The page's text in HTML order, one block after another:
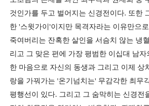
것인가를 두고 벌어지는 신경전이다. 또한
한 '스윗가이'이지만 목격자라는 이유만으
죽여버리는 잔혹한 살인을 서슴치 않는 냉
리고 그 맞은 편에 가장 평범한 이십대 남자
한 마음으로 자신의 동생과 그리고 이제 상
랑을 가꿔가는 '온기넘치는' 무감각한 최무
평행선이 있다. 그리고 그 숨막히는 신경전